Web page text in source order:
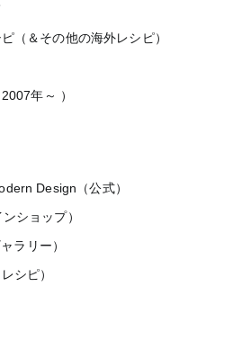
（＆その他の海外レシピ）
年～ ）
Design（公式）
ショップ）
ラリー）
シピ）